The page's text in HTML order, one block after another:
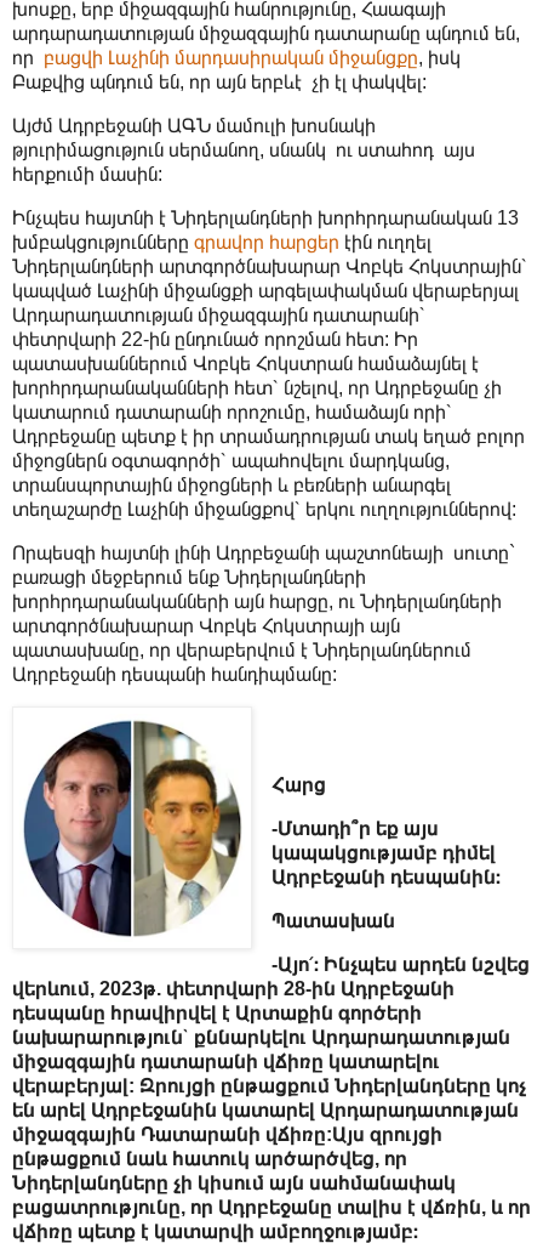
խոսքը, երբ միջազգային հանրությունը, Հաագայի
արդարադատության միջազգային դատարանը պնդում են,
որ բացվի Լաչինի մարդասիրական միջանցքը, իսկ
Բաքվից պնդում են, որ այն երբևէ չի էլ փակվել:
Այժմ Ադրբեջանի ԱԳՆ մամուլի խոսնակի
թյուրիմացություն սերմանող, սնանկ ու ստահոդ այս
հերքումի մասին:
Ինչպես հայտնի է Նիդերլանդների խորհրդարանական 13
խմբակցությունները գրավոր հարցեր էին ուղղել
Նիդերլանդների արտգործնախարար Վոբկե Հոկստրային՝
կապված Լաչինի միջանցքի արգելափակման վերաբերյալ
Արդարադատության միջազգային դատարանի՝
փետրվարի 22-ին ընդունած որոշման հետ: Իր
պատասխաններում Վոբկե Հոկստրան համաձայնել է
խորհրդարանականների հետ՝ նշելով, որ Ադրբեջանը չի
կատարում դատարանի որոշումը, համաձայն որի՝
Ադրբեջանը պետք է իր տրամադրության տակ եղած բոլոր
միջոցներն օգտագործի՝ ապահովելու մարդկանց,
տրանսպորտային միջոցների և բեռների անարգել
տեղաշարժը Լաչինի միջանցքով՝ երկու ուղղություններով:
Որպեսզի հայտնի լինի Ադրբեջանի պաշտոնեայի սուտը`
բառացի մեջբերում ենք Նիդերլանդների
խորհրդարանականների այն հարցը, ու Նիդերլանդների
արտգործնախարար Վոբկե Հոկստրայի այն
պատասխանը, որ վերաբերվում է Նիդերլանդներում
Ադրբեջանի դեսպանի հանդիպմանը:
Հարց
-Մտադի՞ր եք այս
կապակցությամբ դիմել
Ադրբեջանի դեսպանին։
Պատասխան
-Այո՛։ Ինչպես արդեն նշվեց
վերևում, 2023թ. փետրվարի 28-ին Ադրբեջանի
դեսպանը հրավիրվել է Արտաքին գործերի
նախարարություն՝ քննարկելու Արդարադատության
միջազգային դատարանի վճիռը կատարելու
վերաբերյալ: Զրույցի ընթացքում Նիդերլանդները կոչ
են արել Ադրբեջանին կատարել Արդարադատության
միջազգային Դատարանի վճիռը:Այս զրույցի
ընթացքում նաև հատուկ արծարծվեց, որ
Նիդերլանդները չի կիսում այն ​​սահմանափակ
բացատրությունը, որ Ադրբեջանը տալիս է վճռին, և որ
վճիռը պետք է կատարվի ամբողջությամբ։